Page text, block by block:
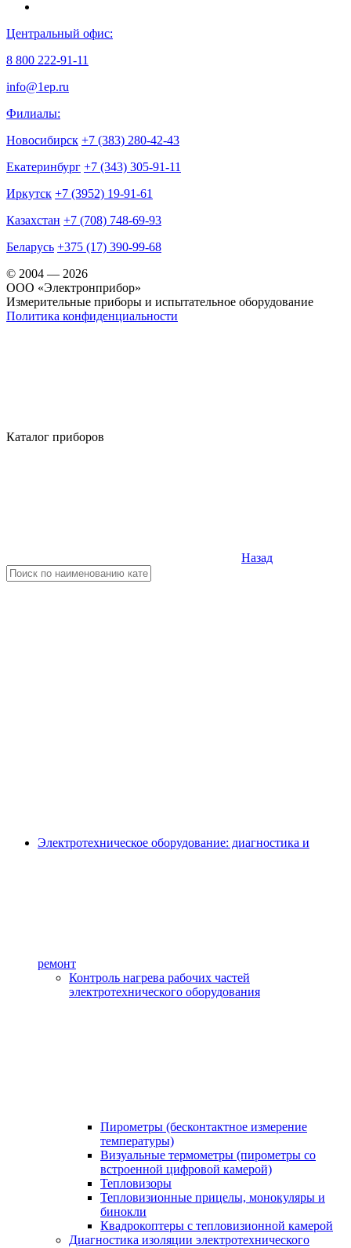
Центральный офис:
8 800 222-91-11
info@1ep.ru
Филиалы:
Новосибирск +7 (383) 280-42-43
Екатеринбург +7 (343) 305-91-11
Иркутск +7 (3952) 19-91-61
Казахстан +7 (708) 748-69-93
Беларусь +375 (17) 390-99-68
© 2004 — 2026
OOO «Электронприбор»
Измерительные приборы и испытательное оборудование
Политика конфиденциальности
Каталог приборов
Назад
Электротехническое оборудование: диагностика и
ремонт
Контроль нагрева рабочих частей
электротехнического оборудования
Пирометры (бесконтактное измерение
температуры)
Визуальные термометры (пирометры со
встроенной цифровой камерой)
Тепловизоры
Тепловизионные прицелы, монокуляры и
бинокли
Квадрокоптеры с тепловизионной камерой
Диагностика изоляции электротехнического